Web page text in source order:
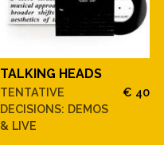
TALKING HEADS
TENTATIVE
DECISIONS: DEMOS
& LIVE
€ 40